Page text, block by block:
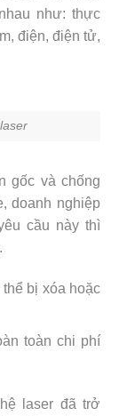
như: thực
điện, điện tử,
gốc và chống
doanh nghiệp
cầu này thì
bị xóa hoặc
toàn chi phí
laser đã trở